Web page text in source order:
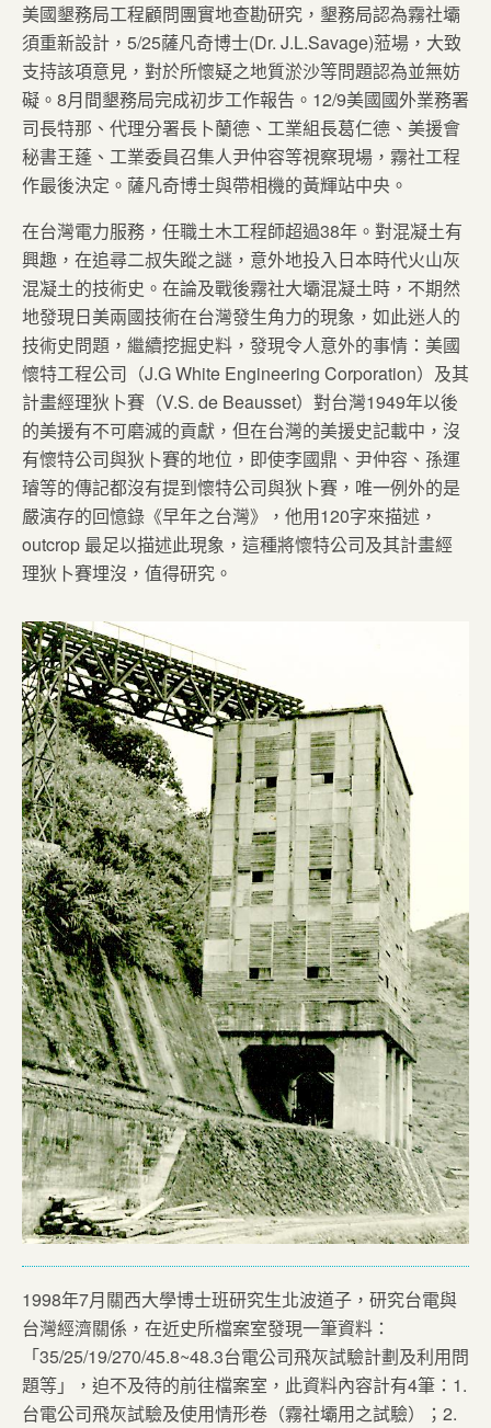
美國墾務局工程顧問團實地查勘研究，墾務局認為霧社壩
須重新設計，5/25薩凡奇博士(Dr. J.L.Savage)蒞場，大致
支持該項意見，對於所懷疑之地質淤沙等問題認為並無妨
礙。8月間墾務局完成初步工作報告。12/9美國國外業務署
司長特那、代理分署長卜蘭德、工業組長葛仁德、美援會
秘書王蓬、工業委員召集人尹仲容等視察現場，霧社工程
作最後決定。薩凡奇博士與帶相機的黃輝站中央。
在台灣電力服務，任職土木工程師超過38年。對混凝土有
興趣，在追尋二叔失蹤之謎，意外地投入日本時代火山灰
混凝土的技術史。在論及戰後霧社大壩混凝土時，不期然
地發現日美兩國技術在台灣發生角力的現象，如此迷人的
技術史問題，繼續挖掘史料，發現令人意外的事情：美國
懷特工程公司（J.G White Engineering Corporation）及其
計畫經理狄卜賽（V.S. de Beausset）對台灣1949年以後
的美援有不可磨滅的貢獻，但在台灣的美援史記載中，沒
有懷特公司與狄卜賽的地位，即使李國鼎、尹仲容、孫運
璿等的傳記都沒有提到懷特公司與狄卜賽，唯一例外的是
嚴演存的回憶錄《早年之台灣》，他用120字來描述，
outcrop 最足以描述此現象，這種將懷特公司及其計畫經
理狄卜賽埋沒，值得研究。
1998年7月關西大學博士班研究生北波道子，研究台電與
台灣經濟關係，在近史所檔案室發現一筆資料：
「35/25/19/270/45.8~48.3台電公司飛灰試驗計劃及利用問
題等」，迫不及待的前往檔案室，此資料內容計有4筆：1.
台電公司飛灰試驗及使用情形卷（霧社壩用之試驗）；2.